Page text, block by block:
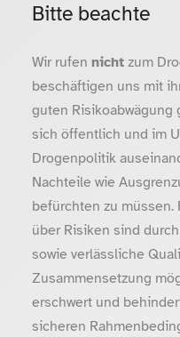
Bitte beachte
Wir rufen nichtzum
beschäftigen uns mit
guten
sich öffentlich und im
Drogenpolitik
Nachteile wie
befürchten zu
über Risiken sind
sowie verlässliche
Zusammensetzung
erschwert und
sicheren